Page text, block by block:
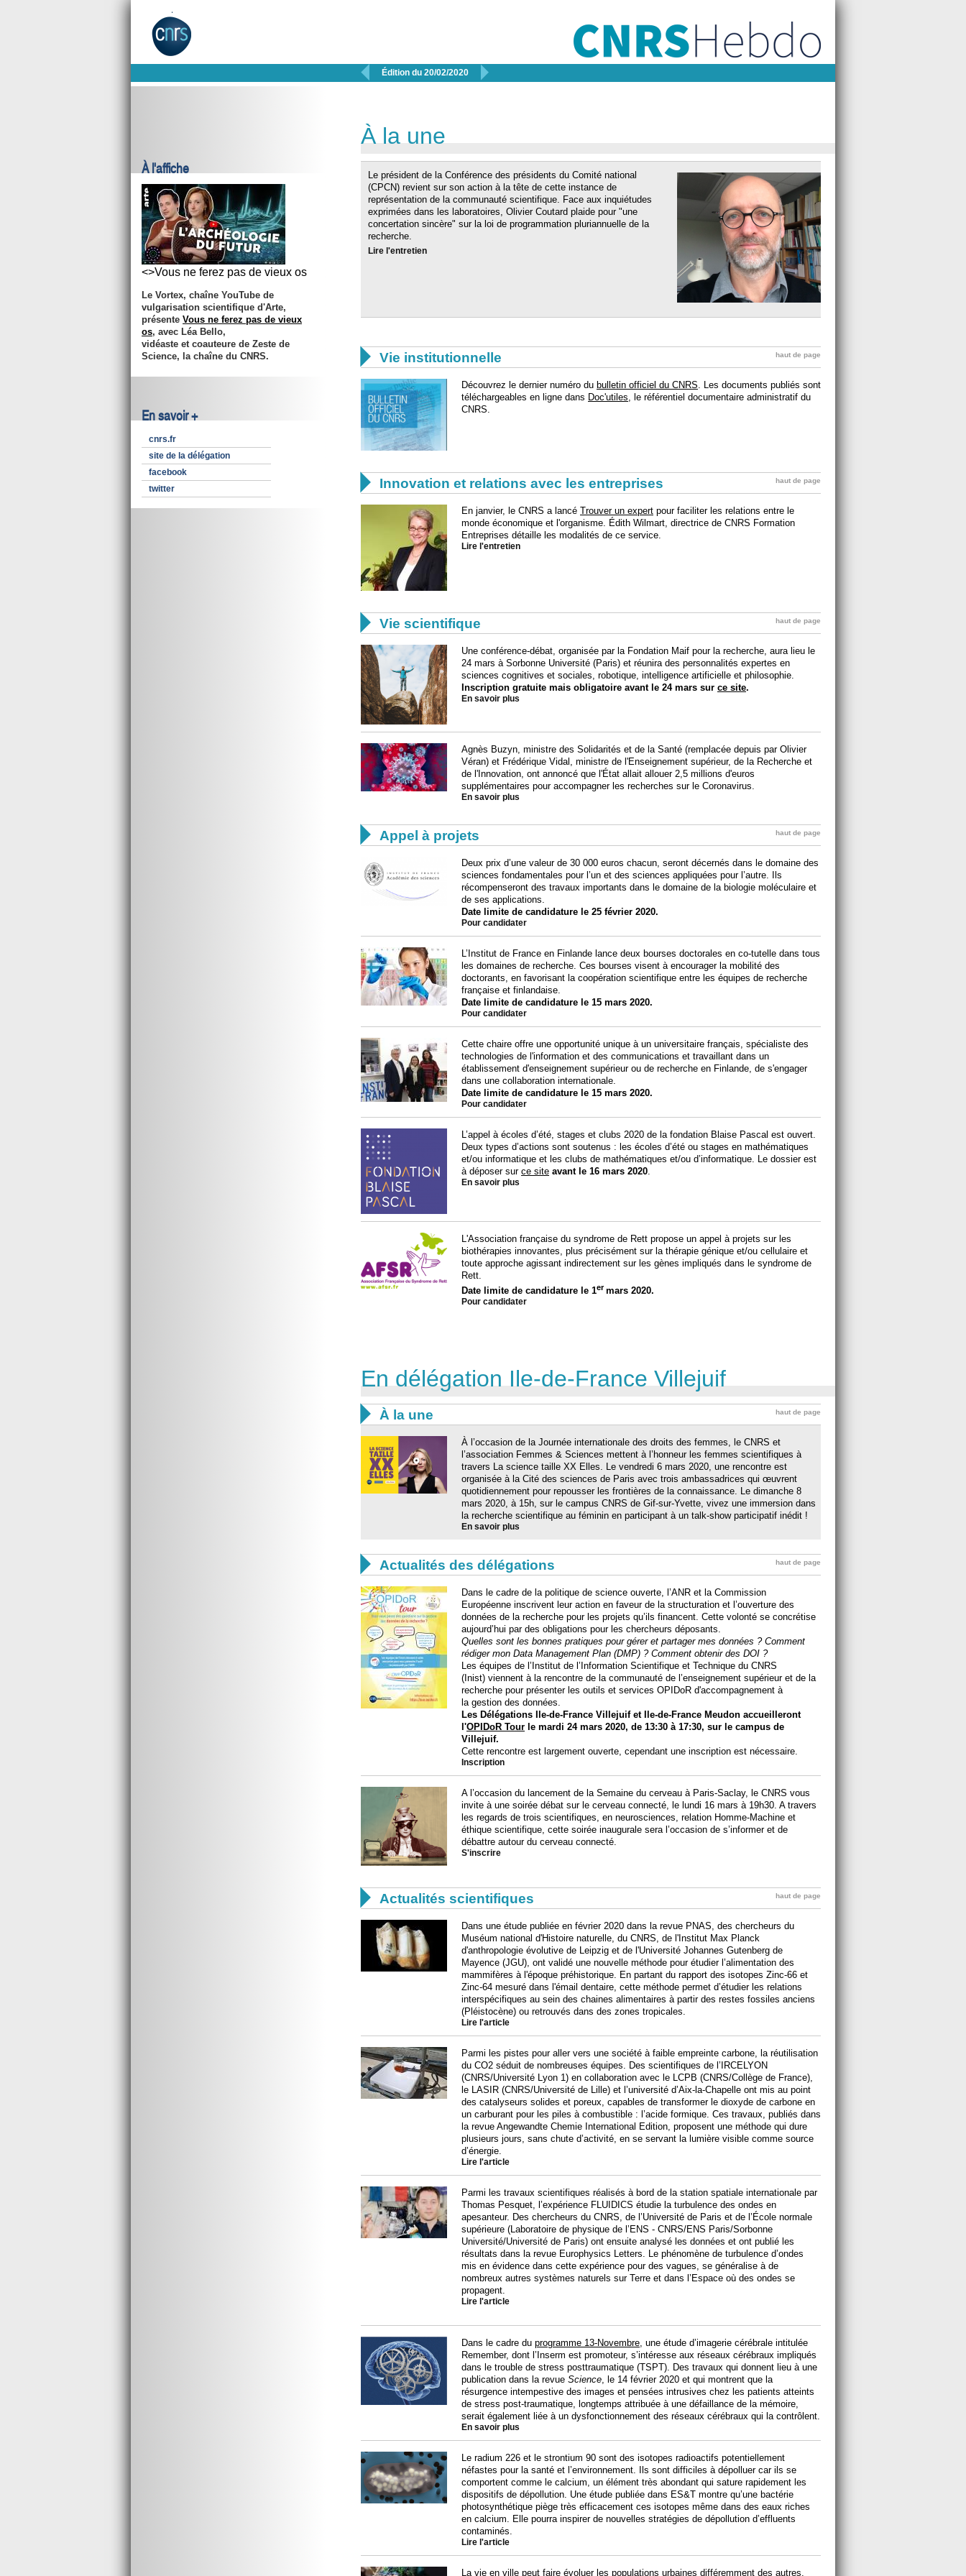
 Édition du 20/02/2020 
À l'affiche
<>Vous ne ferez pas de vieux os
Le Vortex, chaîne YouTube de
vulgarisation scientifique d'Arte,
présente Vous ne ferez pas de vieux
os, avec Léa Bello,
vidéaste et coauteure de Zeste de
Science, la chaîne du CNRS.
En savoir +
cnrs.fr
site de la délégation
facebook
twitter
À la une
Le président de la Conférence des présidents du Comité national
(CPCN) revient sur son action à la tête de cette instance de
représentation de la communauté scientifique. Face aux inquiétudes
exprimées dans les laboratoires, Olivier Coutard plaide pour "une
concertation sincère" sur la loi de programmation pluriannuelle de la
recherche.
Lire l'entretien
 Vie institutionnelle haut de page
Découvrez le dernier numéro du bulletin officiel du CNRS. Les documents publiés sont
téléchargeables en ligne dans Doc'utiles, le référentiel documentaire administratif du
CNRS.
 Innovation et relations avec les entreprises haut de page
En janvier, le CNRS a lancé Trouver un expert pour faciliter les relations entre le
monde économique et l'organisme. Édith Wilmart, directrice de CNRS Formation
Entreprises détaille les modalités de ce service.
Lire l'entretien
 Vie scientifique haut de page
Une conférence-débat, organisée par la Fondation Maif pour la recherche, aura lieu le
24 mars à Sorbonne Université (Paris) et réunira des personnalités expertes en
sciences cognitives et sociales, robotique, intelligence artificielle et philosophie.
Inscription gratuite mais obligatoire avant le 24 mars sur ce site.
En savoir plus
Agnès Buzyn, ministre des Solidarités et de la Santé (remplacée depuis par Olivier
Véran) et Frédérique Vidal, ministre de l'Enseignement supérieur, de la Recherche et
de l'Innovation, ont annoncé que l'État allait allouer 2,5 millions d'euros
supplémentaires pour accompagner les recherches sur le Coronavirus.
En savoir plus
 Appel à projets haut de page
Deux prix d’une valeur de 30 000 euros chacun, seront décernés dans le domaine des
sciences fondamentales pour l’un et des sciences appliquées pour l’autre. Ils
récompenseront des travaux importants dans le domaine de la biologie moléculaire et
de ses applications.
Date limite de candidature le 25 février 2020.
Pour candidater
L’Institut de France en Finlande lance deux bourses doctorales en co-tutelle dans tous
les domaines de recherche. Ces bourses visent à encourager la mobilité des
doctorants, en favorisant la coopération scientifique entre les équipes de recherche
française et finlandaise.
Date limite de candidature le 15 mars 2020.
Pour candidater
Cette chaire offre une opportunité unique à un universitaire français, spécialiste des
technologies de l'information et des communications et travaillant dans un
établissement d'enseignement supérieur ou de recherche en Finlande, de s'engager
dans une collaboration internationale.
Date limite de candidature le 15 mars 2020.
Pour candidater
L’appel à écoles d’été, stages et clubs 2020 de la fondation Blaise Pascal est ouvert.
Deux types d’actions sont soutenus : les écoles d’été ou stages en mathématiques
et/ou informatique et les clubs de mathématiques et/ou d’informatique. Le dossier est
à déposer sur ce site avant le 16 mars 2020.
En savoir plus
L'Association française du syndrome de Rett propose un appel à projets sur les
biothérapies innovantes, plus précisément sur la thérapie génique et/ou cellulaire et
toute approche agissant indirectement sur les gènes impliqués dans le syndrome de
Rett.
Date limite de candidature le 1ermars 2020.
Pour candidater
En délégation Ile-de-France Villejuif
 À la une haut de page
À l’occasion de la Journée internationale des droits des femmes, le CNRS et
l’association Femmes & Sciences mettent à l’honneur les femmes scientifiques à
travers La science taille XX Elles. Le vendredi 6 mars 2020, une rencontre est
organisée à la Cité des sciences de Paris avec trois ambassadrices qui œuvrent
quotidiennement pour repousser les frontières de la connaissance. Le dimanche 8
mars 2020, à 15h, sur le campus CNRS de Gif-sur-Yvette, vivez une immersion dans
la recherche scientifique au féminin en participant à un talk-show participatif inédit !
En savoir plus
 Actualités des délégations haut de page
Dans le cadre de la politique de science ouverte, l’ANR et la Commission
Européenne inscrivent leur action en faveur de la structuration et l’ouverture des
données de la recherche pour les projets qu’ils financent. Cette volonté se concrétise
aujourd’hui par des obligations pour les chercheurs déposants.
Quelles sont les bonnes pratiques pour gérer et partager mes données ? Comment
rédiger mon Data Management Plan (DMP) ? Comment obtenir des DOI ?
Les équipes de l’Institut de l’Information Scientifique et Technique du CNRS
(Inist) viennent à la rencontre de la communauté de l’enseignement supérieur et de la
recherche pour présenter les outils et services OPIDoR d'accompagnement à
la gestion des données.
Les Délégations Ile-de-France Villejuif et Ile-de-France Meudon accueilleront
l'OPIDoR Tour le mardi 24 mars 2020, de 13:30 à 17:30, sur le campus de
Villejuif.
Cette rencontre est largement ouverte, cependant une inscription est nécessaire.
Inscription
A l’occasion du lancement de la Semaine du cerveau à Paris-Saclay, le CNRS vous
invite à une soirée débat sur le cerveau connecté, le lundi 16 mars à 19h30. A travers
les regards de trois scientifiques, en neurosciences, relation Homme-Machine et
éthique scientifique, cette soirée inaugurale sera l’occasion de s’informer et de
débattre autour du cerveau connecté.
S'inscrire
 Actualités scientifiques haut de page
Dans une étude publiée en février 2020 dans la revue PNAS, des chercheurs du
Muséum national d'Histoire naturelle, du CNRS, de l'Institut Max Planck
d'anthropologie évolutive de Leipzig et de l'Université Johannes Gutenberg de
Mayence (JGU), ont validé une nouvelle méthode pour étudier l’alimentation des
mammifères à l'époque préhistorique. En partant du rapport des isotopes Zinc-66 et
Zinc-64 mesuré dans l'émail dentaire, cette méthode permet d’étudier les relations
interspécifiques au sein des chaines alimentaires à partir des restes fossiles anciens
(Pléistocène) ou retrouvés dans des zones tropicales.
Lire l'article
Parmi les pistes pour aller vers une société à faible empreinte carbone, la réutilisation
du CO2 séduit de nombreuses équipes. Des scientifiques de l’IRCELYON
(CNRS/Université Lyon 1) en collaboration avec le LCPB (CNRS/Collège de France),
le LASIR (CNRS/Université de Lille) et l’université d’Aix-la-Chapelle ont mis au point
des catalyseurs solides et poreux, capables de transformer le dioxyde de carbone en
un carburant pour les piles à combustible : l’acide formique. Ces travaux, publiés dans
la revue Angewandte Chemie International Edition, proposent une méthode qui dure
plusieurs jours, sans chute d’activité, en se servant la lumière visible comme source
d’énergie.
Lire l'article
Parmi les travaux scientifiques réalisés à bord de la station spatiale internationale par
Thomas Pesquet, l’expérience FLUIDICS étudie la turbulence des ondes en
apesanteur. Des chercheurs du CNRS, de l’Université de Paris et de l’École normale
supérieure (Laboratoire de physique de l’ENS - CNRS/ENS Paris/Sorbonne
Université/Université de Paris) ont ensuite analysé les données et ont publié les
résultats dans la revue Europhysics Letters. Le phénomène de turbulence d’ondes
mis en évidence dans cette expérience pour des vagues, se généralise à de
nombreux autres systèmes naturels sur Terre et dans l’Espace où des ondes se
propagent.
Lire l'article
Dans le cadre du programme 13-Novembre, une étude d’imagerie cérébrale intitulée
Remember, dont l’Inserm est promoteur, s’intéresse aux réseaux cérébraux impliqués
dans le trouble de stress posttraumatique (TSPT). Des travaux qui donnent lieu à une
publication dans la revue Science, le 14 février 2020 et qui montrent que la
résurgence intempestive des images et pensées intrusives chez les patients atteints
de stress post-traumatique, longtemps attribuée à une défaillance de la mémoire,
serait également liée à un dysfonctionnement des réseaux cérébraux qui la contrôlent.
En savoir plus
Le radium 226 et le strontium 90 sont des isotopes radioactifs potentiellement
néfastes pour la santé et l’environnement. Ils sont difficiles à dépolluer car ils se
comportent comme le calcium, un élément très abondant qui sature rapidement les
dispositifs de dépollution. Une étude publiée dans ES&T montre qu’une bactérie
photosynthétique piège très efficacement ces isotopes même dans des eaux riches
en calcium. Elle pourra inspirer de nouvelles stratégies de dépollution d’effluents
contaminés.
Lire l'article
La vie en ville peut faire évoluer les populations urbaines différemment des autres.